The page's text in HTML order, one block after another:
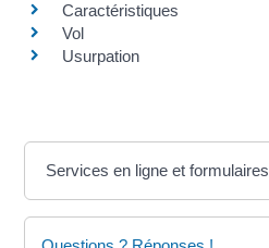
Caractéristiques
Vol
Usurpation
Services en ligne et formulaires